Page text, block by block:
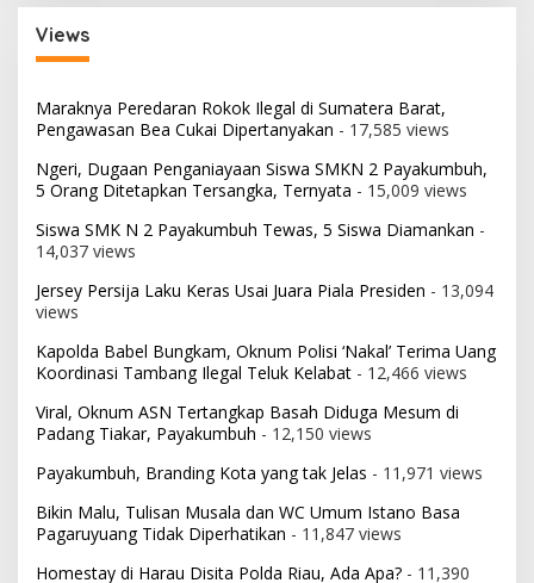
Views
Maraknya Peredaran Rokok Ilegal di Sumatera Barat,
Pengawasan Bea Cukai Dipertanyakan - 17,585 views
Ngeri, Dugaan Penganiayaan Siswa SMKN 2 Payakumbuh,
5 Orang Ditetapkan Tersangka, Ternyata - 15,009 views
Siswa SMK N 2 Payakumbuh Tewas, 5 Siswa Diamankan -
14,037 views
Jersey Persija Laku Keras Usai Juara Piala Presiden - 13,094
views
Kapolda Babel Bungkam, Oknum Polisi ‘Nakal’ Terima Uang
Koordinasi Tambang Ilegal Teluk Kelabat - 12,466 views
Viral, Oknum ASN Tertangkap Basah Diduga Mesum di
Padang Tiakar, Payakumbuh - 12,150 views
Payakumbuh, Branding Kota yang tak Jelas - 11,971 views
Bikin Malu, Tulisan Musala dan WC Umum Istano Basa
Pagaruyuang Tidak Diperhatikan - 11,847 views
Homestay di Harau Disita Polda Riau, Ada Apa? - 11,390